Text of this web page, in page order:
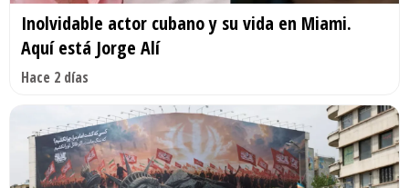
Inolvidable actor cubano y su vida en Miami.
Aquí está Jorge Alí
Hace 2 días